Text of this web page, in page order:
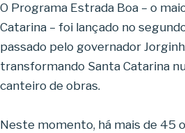
O Programa Estrada Boa – o
Catarina – foi lançado no
passado pelo governador
transformando Santa Catarina
canteiro de obras.
Neste momento, há mais de 45